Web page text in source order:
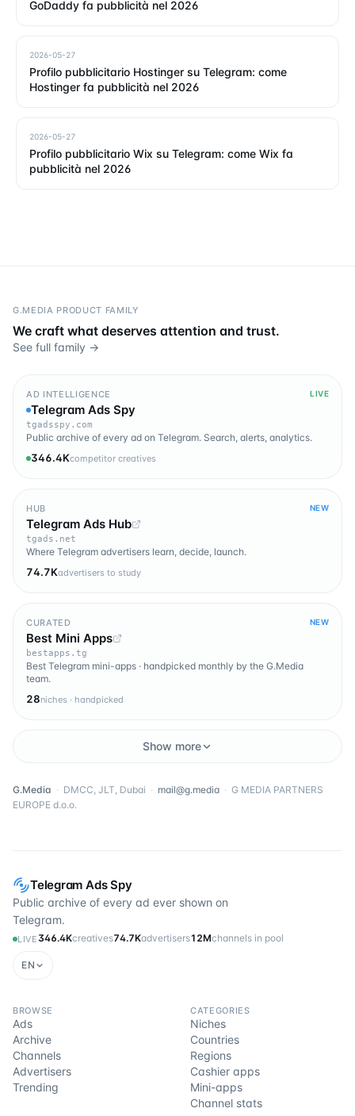
GoDaddy fa pubblicità nel 2026
2026-05-27
Profilo pubblicitario Hostinger su Telegram: come
Hostinger fa pubblicità nel 2026
2026-05-27
Profilo pubblicitario Wix su Telegram: come Wix fa
pubblicità nel 2026
Telegram Ads Spy
Public archive of every ad ever shown on
Telegram.
LIVE 346.4Kcreatives74.7Kadvertisers12Mchannels in pool
EN
BROWSE
Ads
Archive
Channels
Advertisers
Trending
CATEGORIES
Niches
Countries
Regions
Cashier apps
Mini-apps
Channel stats
G.MEDIA PRODUCT FAMILY
We craft what deserves attention and trust.
See full family →
AD INTELLIGENCE LIVE
Telegram Ads Spy
tgadsspy.com
Public archive of every ad on Telegram. Search, alerts, analytics.
346.4Kcompetitor creatives
HUB NEW
Telegram Ads Hub
tgads.net
Where Telegram advertisers learn, decide, launch.
74.7Kadvertisers to study
CURATED NEW
Best Mini Apps
bestapps.tg
Best Telegram mini-apps · handpicked monthly by the G.Media
team.
28niches · handpicked
Show more
G.Media · DMCC, JLT, Dubai · mail@g.media · G MEDIA PARTNERS
EUROPE d.o.o.